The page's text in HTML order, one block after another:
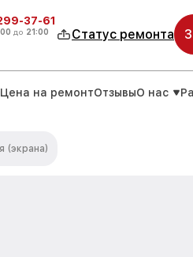
37-61
до 21:00 Статус ремонта
Цена на ремонтОтзывыО нас
(экрана)